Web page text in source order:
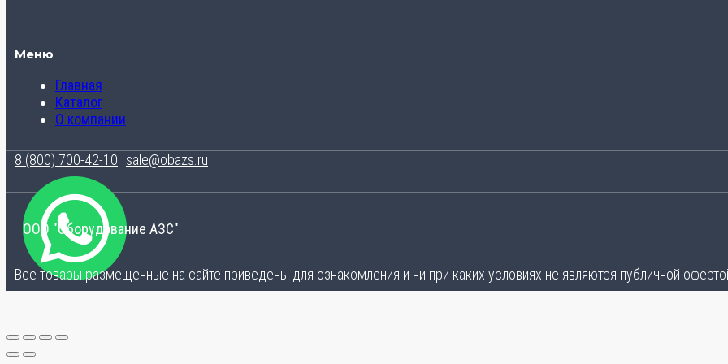
Меню
Главная
Каталог
О компании
8 (800) 700-42-10 sale@obazs.ru
ООО "Оборудование АЗС"
Все товары размещенные на сайте приведены для ознакомления и ни при каких условиях не являются публичной